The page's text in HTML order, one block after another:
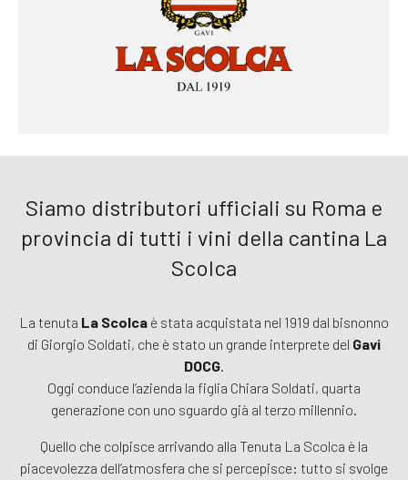
Siamo distributori ufficiali su Roma e
provincia di tutti i vini della cantina La
Scolca
La tenuta La Scolca è stata acquistata nel 1919 dal bisnonno
di Giorgio Soldati, che è stato un grande interprete del Gavi
DOCG.
Oggi conduce l’azienda la figlia Chiara Soldati, quarta
generazione con uno sguardo già al terzo millennio.
Quello che colpisce arrivando alla Tenuta La Scolca è la
piacevolezza dell’atmosfera che si percepisce: tutto si svolge